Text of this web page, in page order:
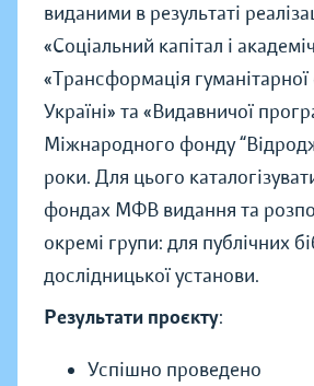
виданими в результаті
«Соціальний капітал і
«Трансформація гуманітарної
Україні» та «Видавничої
Міжнародного фонду
роки. Для цього
фондах МФВ видання та
окремі групи: для публічних
дослідницької установи.
Результати проєкту:
Успішно проведено